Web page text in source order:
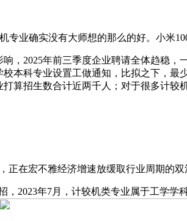
专业确实没有大师想的那么的好。小米
2025年前三季度企业聘请全体趋稳，
本科专业设置工做通知，比拟之下，最
打算招生数合计近两千人；对于很多计
正在宏不雅经济增速放缓取行业周期的双
2023年7月，计较机类专业属于工学学